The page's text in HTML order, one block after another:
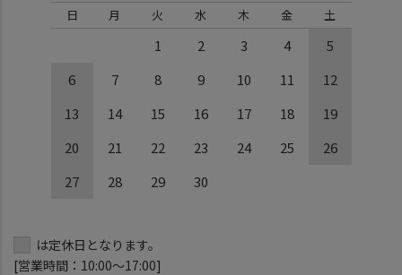
日 月 火 水 木 金 土
1 2 3 4
5
6
7 8 9 10 11
12
13
14 15 16 17 18
19
20
21 22 23 24 25
26
27
28 29 30
は定休日となります。
[営業時間：10:00～17:00]